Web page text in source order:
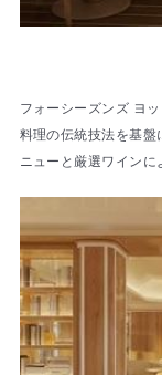
フォーシーズンズ ヨ
料理の伝統技法を基盤
ニューと厳選ワインに